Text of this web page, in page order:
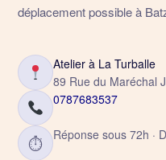
déplacement possible à
Atelier à La Turballe
89 Rue du Maréchal
0787683537
⏱ Réponse sous 72h ·